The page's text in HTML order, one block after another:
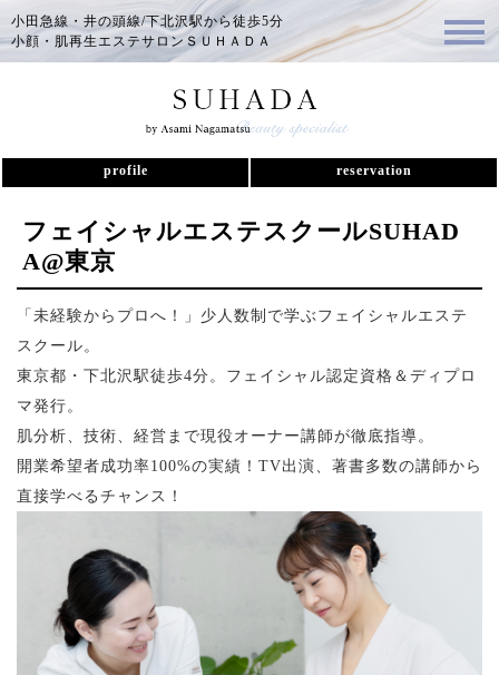
小田急線・井の頭線/下北沢駅から徒歩5分
小顔・肌再生エステサロンＳＵＨＡＤＡ
profile reservation
フェイシャルエステスクールSUHAD
A@東京
「未経験からプロへ！」少人数制で学ぶフェイシャルエステ
スクール。
東京都・下北沢駅徒歩4分。フェイシャル認定資格＆ディプロ
マ発行。
肌分析、技術、経営まで現役オーナー講師が徹底指導。
開業希望者成功率100%の実績！TV出演、著書多数の講師から
直接学べるチャンス！